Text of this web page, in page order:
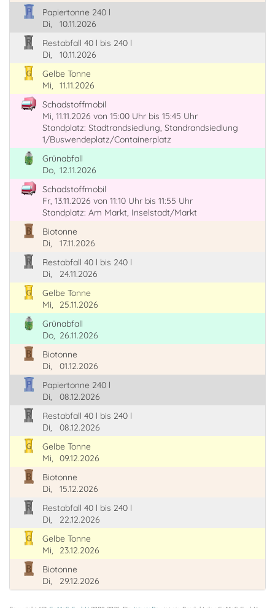
Papiertonne 240 l
Di,
10.11.2026
Restabfall 40 l bis 240 l
Di,
10.11.2026
Gelbe Tonne
Mi,
11.11.2026
Schadstoffmobil
Mi, 11.11.2026 von 15:00 Uhr bis 15:45 Uhr
Standplatz: Stadtrandsiedlung, Standrandsiedlung
1/Buswendeplatz/Containerplatz
Grünabfall
Do, 12.11.2026
Schadstoffmobil
Fr, 13.11.2026 von 11:10 Uhr bis 11:55 Uhr
Standplatz: Am Markt, Inselstadt/Markt
Biotonne
Di,
17.11.2026
Restabfall 40 l bis 240 l
Di,
24.11.2026
Gelbe Tonne
Mi,
25.11.2026
Grünabfall
Do, 26.11.2026
Biotonne
Di,
01.12.2026
Papiertonne 240 l
Di,
08.12.2026
Restabfall 40 l bis 240 l
Di,
08.12.2026
Gelbe Tonne
Mi,
09.12.2026
Biotonne
Di,
15.12.2026
Restabfall 40 l bis 240 l
Di,
22.12.2026
Gelbe Tonne
Mi,
23.12.2026
Biotonne
Di,
29.12.2026